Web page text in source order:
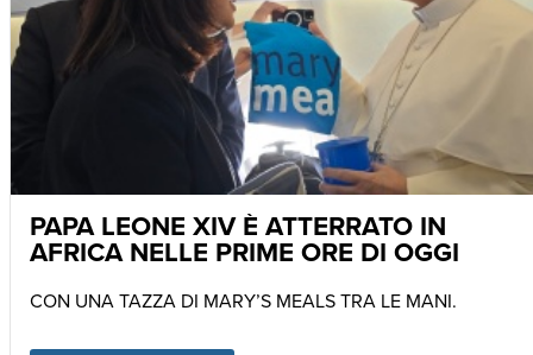
PAPA LEONE XIV È ATTERRATO IN
AFRICA NELLE PRIME ORE DI OGGI
CON UNA TAZZA DI MARY’S MEALS TRA LE MANI.